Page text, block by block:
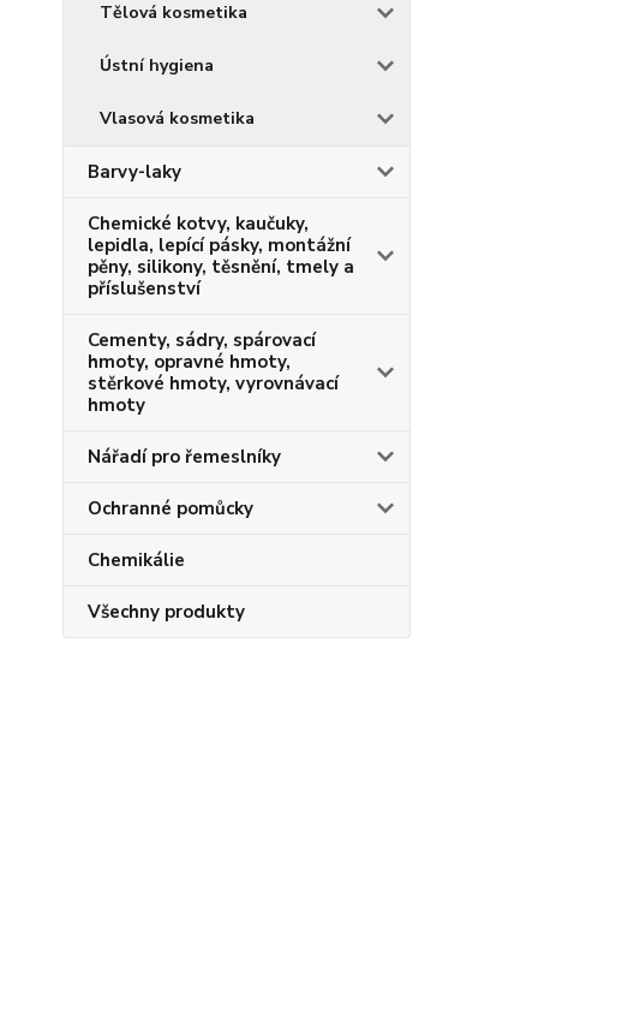
Tělová kosmetika
Ústní hygiena
Vlasová kosmetika
Barvy-laky
Chemické kotvy, kaučuky,
lepidla, lepící pásky, montážní
pěny, silikony, těsnění, tmely a
příslušenství
Cementy, sádry, spárovací
hmoty, opravné hmoty,
stěrkové hmoty, vyrovnávací
hmoty
Nářadí pro řemeslníky
Ochranné pomůcky
Chemikálie
Všechny produkty